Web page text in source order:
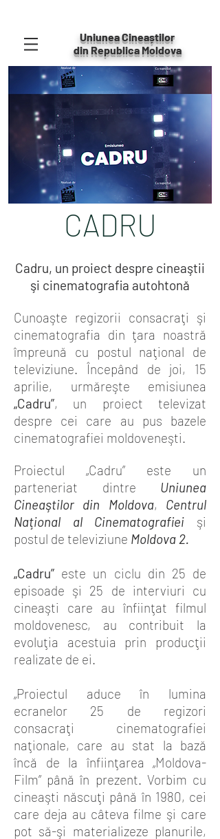
Uniunea Cineaștilor
din Republica Moldova
CADRU
Cadru, un proiect despre cineaştii
şi cinematografia autohtonă
Cunoaşte regizorii consacraţi şi
cinematografia din ţara noastră
împreună cu postul naţional de
televiziune. Începând de joi, 15
aprilie, urmăreşte emisiunea
„Cadru”, un proiect televizat
despre cei care au pus bazele
cinematografiei moldoveneşti.
Proiectul „Cadru” este un
parteneriat dintre Uniunea
Cineaştilor din Moldova, Centrul
Naţional al Cinematografiei şi
postul de televiziune Moldova 2.
„Cadru” este un ciclu din 25 de
episoade şi 25 de interviuri cu
cineaşti care au înfiinţat filmul
moldovenesc, au contribuit la
evoluţia acestuia prin producţii
realizate de ei.
„Proiectul aduce în lumina
ecranelor 25 de regizori
consacraţi cinematografiei
naţionale, care au stat la bază
încă de la înfiinţarea „Moldova-
Film” până în prezent. Vorbim cu
cineaşti născuţi până în 1980, cei
care deja au câteva filme şi care
pot să-şi materializeze planurile,